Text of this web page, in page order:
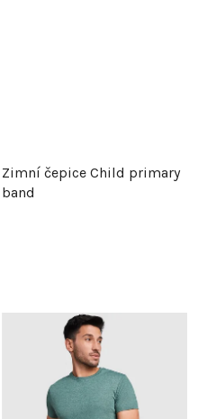
Zimní čepice Child primary
band